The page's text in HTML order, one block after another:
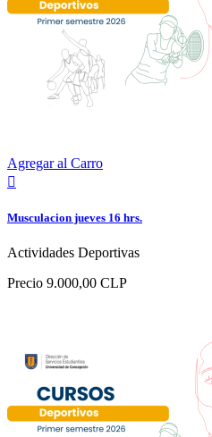
Agregar al Carro

Musculacion jueves 16 hrs.
Actividades Deportivas
Precio 9.000,00 CLP